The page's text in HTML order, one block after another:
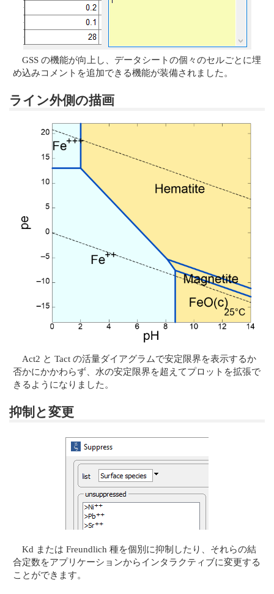
GSS の機能が向上し、データシートの個々のセルごとに埋
め込みコメントを追加できる機能が装備されました。
ライン外側の描画
Act2 と Tact の活量ダイアグラムで安定限界を表示するか
否かにかかわらず、水の安定限界を超えてプロットを拡張で
きるようになりました。
抑制と変更
Kd または Freundlich 種を個別に抑制したり、それらの結
合定数をアプリケーションからインタラクティブに変更する
ことができます。